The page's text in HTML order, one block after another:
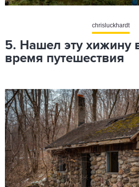
chrisluckhardt
5. Нашел эту хижину
время путешествия